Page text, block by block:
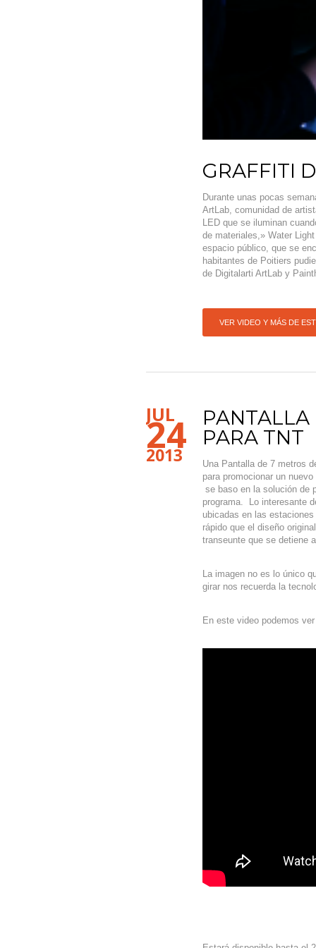
GRAFFITI
Durante unas pocas
ArtLab, comunidad de
LED que se iluminan
de materiales,» Water
espacio público, que se
habitantes de Poitiers
de Digitalarti ArtLab y
VER VIDEO Y MÁS DE
JUL
24
2013
PANTALLA
PARA TNT
Una Pantalla de 7 metros
para promocionar un
se baso en la solución de
programa. Lo interesante
ubicadas en las
rápido que el diseño
transeunte que se detiene
La imagen no es lo único
girar nos recuerda la
En este video podemos